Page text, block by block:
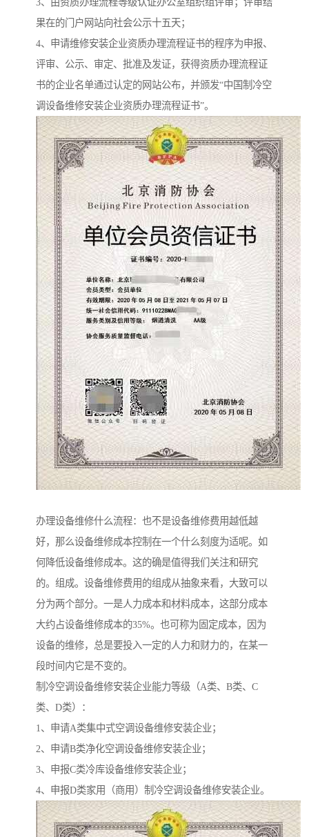
3、由资质办理流程等级认证办公室组织组评审；评审结
果在的门户网站向社会公示十五天；
4、申请维修安装企业资质办理流程证书的程序为申报、
评审、公示、审定、批准及发证，获得资质办理流程证
书的企业名单通过认定的网站公布，并颁发“中国制冷空
调设备维修安装企业资质办理流程证书”。
办理设备维修什么流程：也不是设备维修费用越低越
好，那么设备维修成本控制在一个什么刻度为适呢。如
何降低设备维修成本。这的确是值得我们关注和研究
的。组成。设备维修费用的组成从抽象来看，大致可以
分为两个部分。一是人力成本和材料成本，这部分成本
大约占设备维修成本的35%。也可称为固定成本，因为
设备的维修，总是要投入一定的人力和财力的，在某一
段时间内它是不变的。
制冷空调设备维修安装企业能力等级（A类、B类、C
类、D类）：
1、申请A类集中式空调设备维修安装企业；
2、申请B类净化空调设备维修安装企业；
3、申报C类冷库设备维修安装企业；
4、申报D类家用（商用）制冷空调设备维修安装企业。